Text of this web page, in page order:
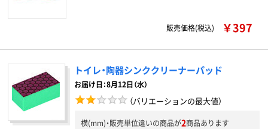
販売価格(税込) ￥397
トイレ・陶器シンククリーナーパッド
お届け日：8月12日（水）
（バリエーションの最大値）
横(mm)・販売単位違いの商品が2商品あります